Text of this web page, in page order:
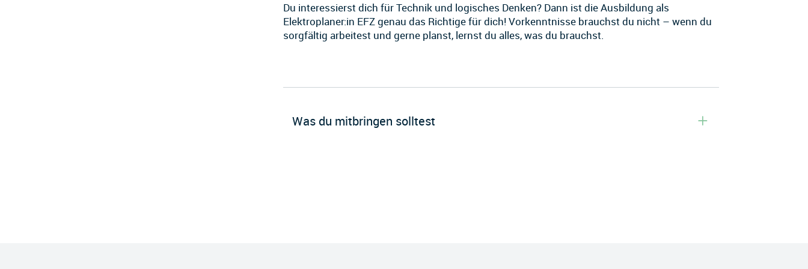
Du interessierst dich für Technik und logisches Denken? Dann ist die Ausbildung als
Elektroplaner:in EFZ genau das Richtige für dich! Vorkenntnisse brauchst du nicht – wenn du
sorgfältig arbeitest und gerne planst, lernst du alles, was du brauchst.
Was du mitbringen solltest